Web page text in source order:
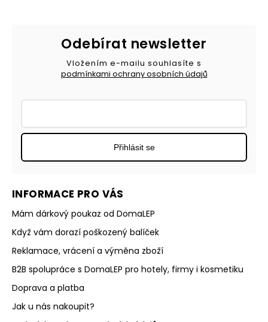
INFORMACE PRO VÁS
Mám dárkový poukaz od DomaLEP
Když vám dorazí poškozený balíček
Reklamace, vrácení a výměna zboží
B2B spolupráce s DomaLEP pro hotely, firmy i kosmetiku
Doprava a platba
Jak u nás nakoupit?
Odebírat newsletter
Vložením e-mailu souhlasíte s
podmínkami ochrany osobních údajů
Přihlásit se